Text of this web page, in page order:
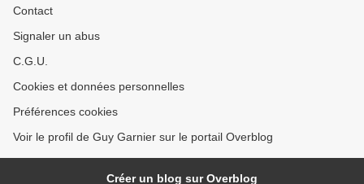
Contact
Signaler un abus
C.G.U.
Cookies et données personnelles
Préférences cookies
Voir le profil de Guy Garnier sur le portail Overblog
Créer un blog sur Overblog